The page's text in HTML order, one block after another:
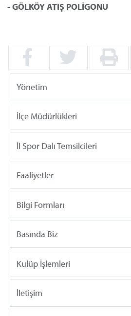
- GÖLKÖY ATIŞ POLİGONU
Yönetim
İlçe Müdürlükleri
İl Spor Dalı Temsilcileri
Faaliyetler
Bilgi Formları
Basında Biz
Kulüp İşlemleri
İletişim